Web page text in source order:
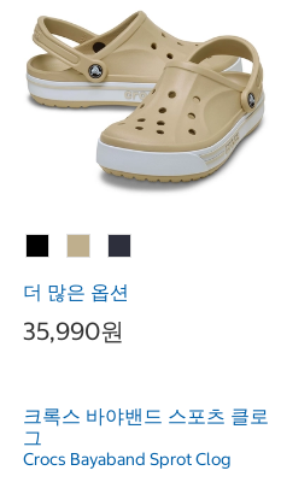
더 많은 옵션
35,990원
크록스 바야밴드 스포츠 클로
그
Crocs Bayaband Sprot Clog